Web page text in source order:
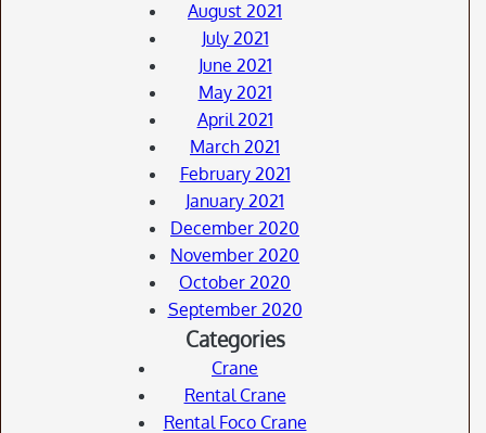
August 2021
July 2021
June 2021
May 2021
April 2021
March 2021
February 2021
January 2021
December 2020
November 2020
October 2020
September 2020
Categories
Crane
Rental Crane
Rental Foco Crane